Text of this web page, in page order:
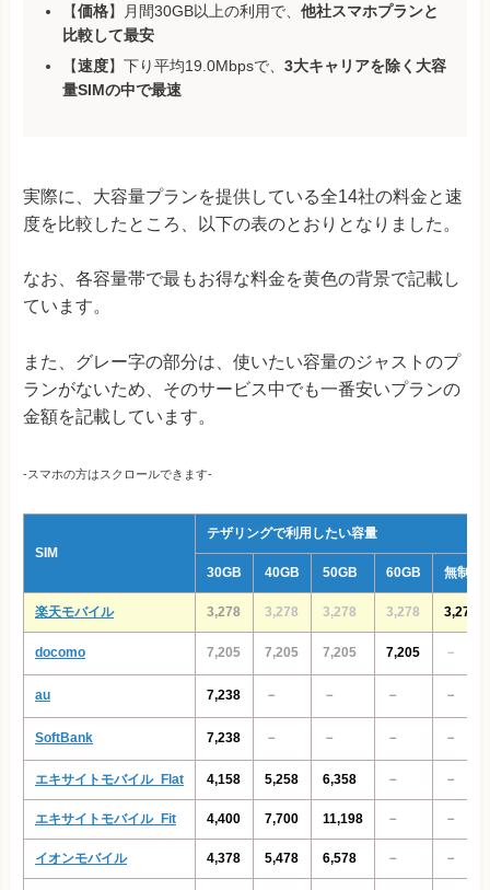
【価格】月間30GB以上の利用で、 他社スマホプランと
比較して最安
【速度】下り平均19.0Mbpsで、 3大キャリアを除く大容
量SIMの中で最速
実際に、大容量プランを提供している全14社の料金と速
度を比較したところ、以下の表のとおりとなりました。
なお、各容量帯で最もお得な料金を黄色の背景で記載し
ています。
また、グレー字の部分は、使いたい容量のジャストのプ
ランがないため、そのサービス中でも一番安いプランの
金額を記載しています。
-スマホの方はスクロールできます-
SIM
テザリングで利用したい容量
30GB 40GB 50GB 60GB 無制限
楽天モバイル 3,278 3,278 3,278 3,278 3,278
docomo 7,205 7,205 7,205 7,205 －
au 7,238 － － － －
SoftBank 7,238 － － － －
エキサイトモバイル_Flat 4,158 5,258 6,358 － －
エキサイトモバイル_Fit 4,400 7,700 11,198 － －
イオンモバイル 4,378 5,478 6,578 － －